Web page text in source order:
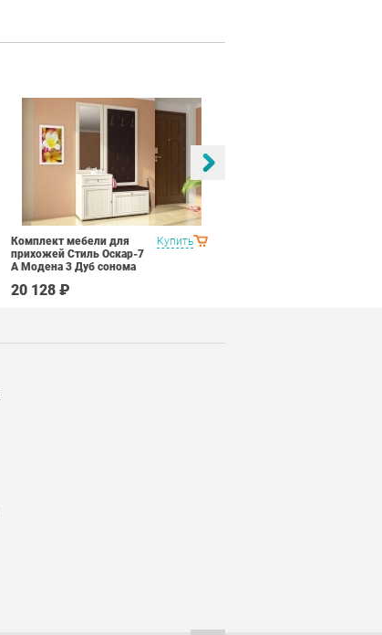
Купить
Комплект мебели для
прихожей Стиль Оскар-7
А Модена 3 Дуб сонома
20 128 ₽